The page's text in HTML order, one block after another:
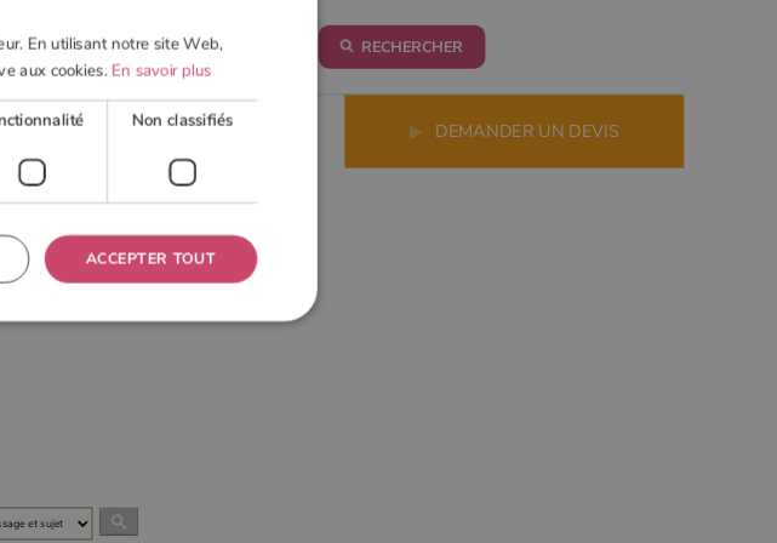
RECHERCHER
ACTUALITÉS OUTILS ▶ DEMANDER UN DEVIS
En utilisant notre site Web,
aux cookies.En savoir plus
Non classifiés
ACCEPTER TOUT
les choix de confidentialité pour leur
le site. Il enregistre les données sur le
du visiteur concernant diverses politiques